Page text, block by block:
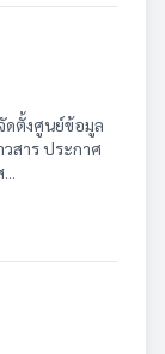
ดตั้งศูนย์ข้อมูล
สาร ประกาศ